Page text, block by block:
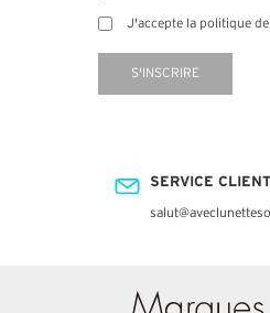
J'accepte la politique
S'INSCRIRE
SERVICE